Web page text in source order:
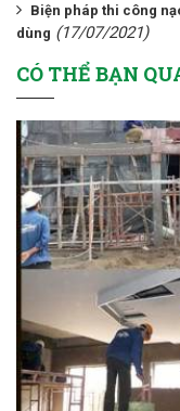
Biện pháp thi công
dùng (17/07/2021)
CÓ THỂ BẠN